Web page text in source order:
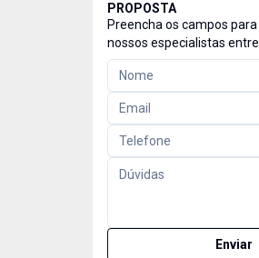
PROPOSTA
Preencha os campos
nossos especialistas
Enviar